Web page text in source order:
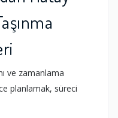
ve zamanlama
planlamak, süreci